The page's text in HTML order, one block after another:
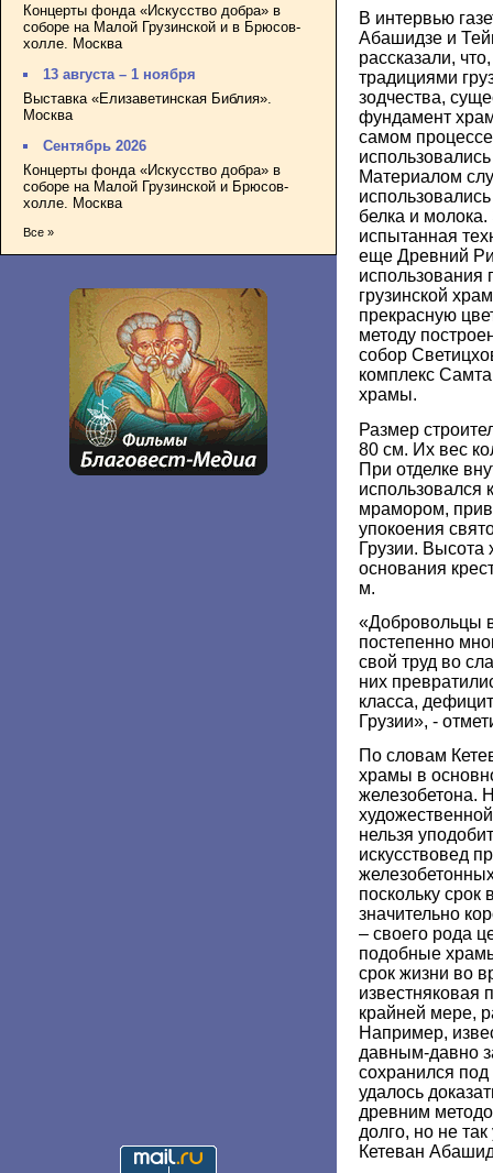
Концерты фонда «Искусство добра» в
соборе на Малой Грузинской и в Брюсов-
холле. Москва
13 августа – 1 ноября
Выставка «Елизаветинская Библия».
Москва
Сентябрь 2026
Концерты фонда «Искусство добра» в
соборе на Малой Грузинской и Брюсов-
холле. Москва
Все »
В интервью
Абашидзе и
рассказали,
традициями
зодчества,
фундамент
самом
Материалом
белка и
испытанная
еще Древний
использования
грузинской
прекрасную
методу
собор
комплекс
храмы.
Размер
80 см. Их вес
При отделке
мрамором,
упокоения
Грузии. Высота
основания
м.
«Добровольцы
постепенно
свой труд во
них
класса,
Грузии», -
По словам
храмы в
железобетона.
нельзя
искусствовед
поскольку срок
значительно
– своего рода
подобные
срок жизни во
известняковая
крайней мере,
Например,
давным-давно
сохранился
удалось
древним
долго, но не
Кетеван